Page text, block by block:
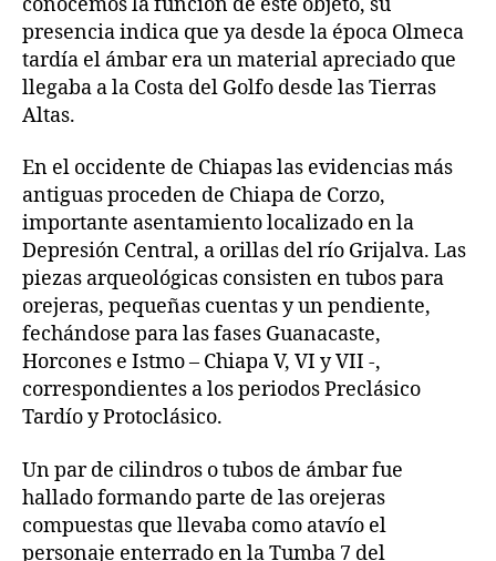
presencia indica que ya desde la época Olmeca
tardía el ámbar era un material apreciado que
llegaba a la Costa del Golfo desde las Tierras
Altas.
En el occidente de Chiapas las evidencias más
antiguas proceden de Chiapa de Corzo,
importante asentamiento localizado en la
Depresión Central, a orillas del río Grijalva. Las
piezas arqueológicas consisten en tubos para
orejeras, pequeñas cuentas y un pendiente,
fechándose para las fases Guanacaste,
Horcones e Istmo – Chiapa V, VI y VII -,
correspondientes a los periodos Preclásico
Tardío y Protoclásico.
Un par de cilindros o tubos de ámbar fue
hallado formando parte de las orejeras
compuestas que llevaba como atavío el
personaje enterrado en la Tumba 7 del